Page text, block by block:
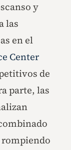
y
las
en el
Center
de
parte, las
rompiendo